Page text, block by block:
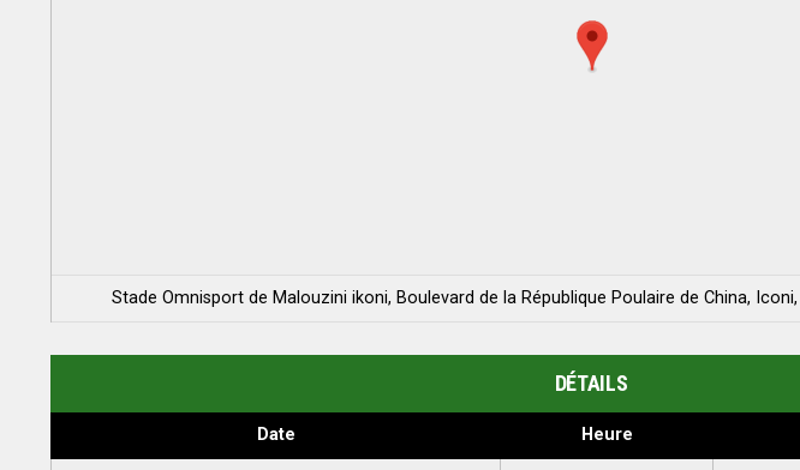
Stade Omnisport de Malouzini ikoni, Boulevard de la République Poulaire de China,
DÉTAILS
Date Heure